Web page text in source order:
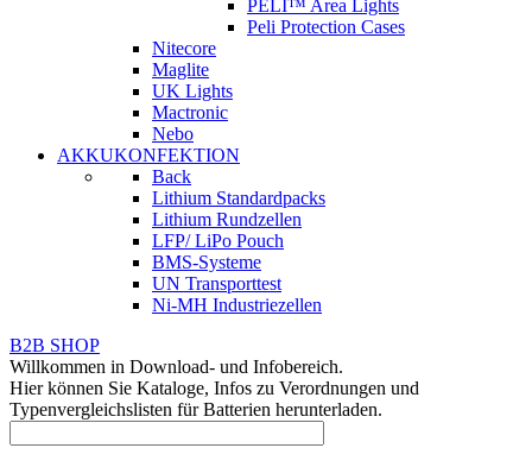
PELI™ Area Lights
Peli Protection Cases
Nitecore
Maglite
UK Lights
Mactronic
Nebo
AKKUKONFEKTION
Back
Lithium Standardpacks
Lithium Rundzellen
LFP/ LiPo Pouch
BMS-Systeme
UN Transporttest
Ni-MH Industriezellen
B2B SHOP
Willkommen in Download- und Infobereich.
Hier können Sie Kataloge, Infos zu Verordnungen und
Typenvergleichslisten für Batterien herunterladen.